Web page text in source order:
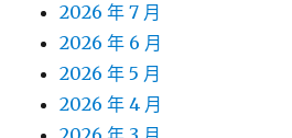
2026 年 7 月
2026 年 6 月
2026 年 5 月
2026 年 4 月